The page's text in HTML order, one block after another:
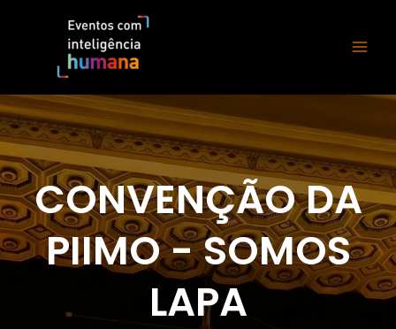
conteúdo
CONVENÇÃO DA
PIIMO - SOMOS
LAPA